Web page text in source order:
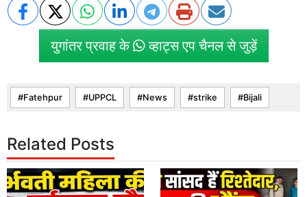
युगांतर प्रवाह के व्हाट्स एप चैनल से जुड़ें
Fatehpur UPPCL News strike Bijali
Related Posts